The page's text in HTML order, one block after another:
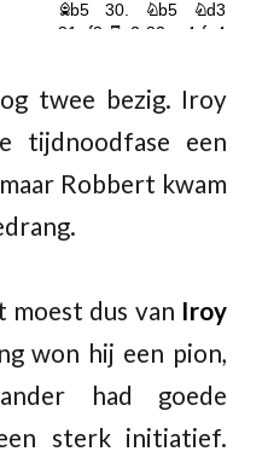
twee bezig. Iroy
tijdnoodfase een
Robbert kwam
moest dus van Iroy
won hij een pion,
had goede
sterk initiatief.